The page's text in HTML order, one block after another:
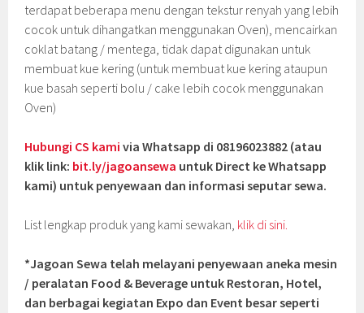
terdapat beberapa menu dengan tekstur renyah yang lebih
cocok untuk dihangatkan menggunakan Oven), mencairkan
coklat batang / mentega, tidak dapat digunakan untuk
membuat kue kering (untuk membuat kue kering ataupun
kue basah seperti bolu / cake lebih cocok menggunakan
Oven)
Hubungi CS kami via Whatsapp di 08196023882 (atau
klik link: bit.ly/jagoansewa untuk Direct ke Whatsapp
kami) untuk penyewaan dan informasi seputar sewa.
List lengkap produk yang kami sewakan, klik di sini.
*Jagoan Sewa telah melayani penyewaan aneka mesin
/ peralatan Food & Beverage untuk Restoran, Hotel,
dan berbagai kegiatan Expo dan Event besar seperti